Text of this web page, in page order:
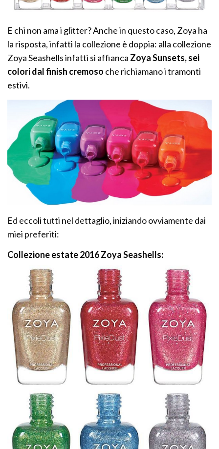
E chi non ama i glitter? Anche in questo caso, Zoya ha
la risposta, infatti la collezione è doppia: alla collezione
Zoya Seashells infatti si affianca Zoya Sunsets, sei
colori dal finish cremoso che richiamano i tramonti
estivi.
Ed eccoli tutti nel dettaglio, iniziando ovviamente dai
miei preferiti:
Collezione estate 2016 Zoya Seashells: